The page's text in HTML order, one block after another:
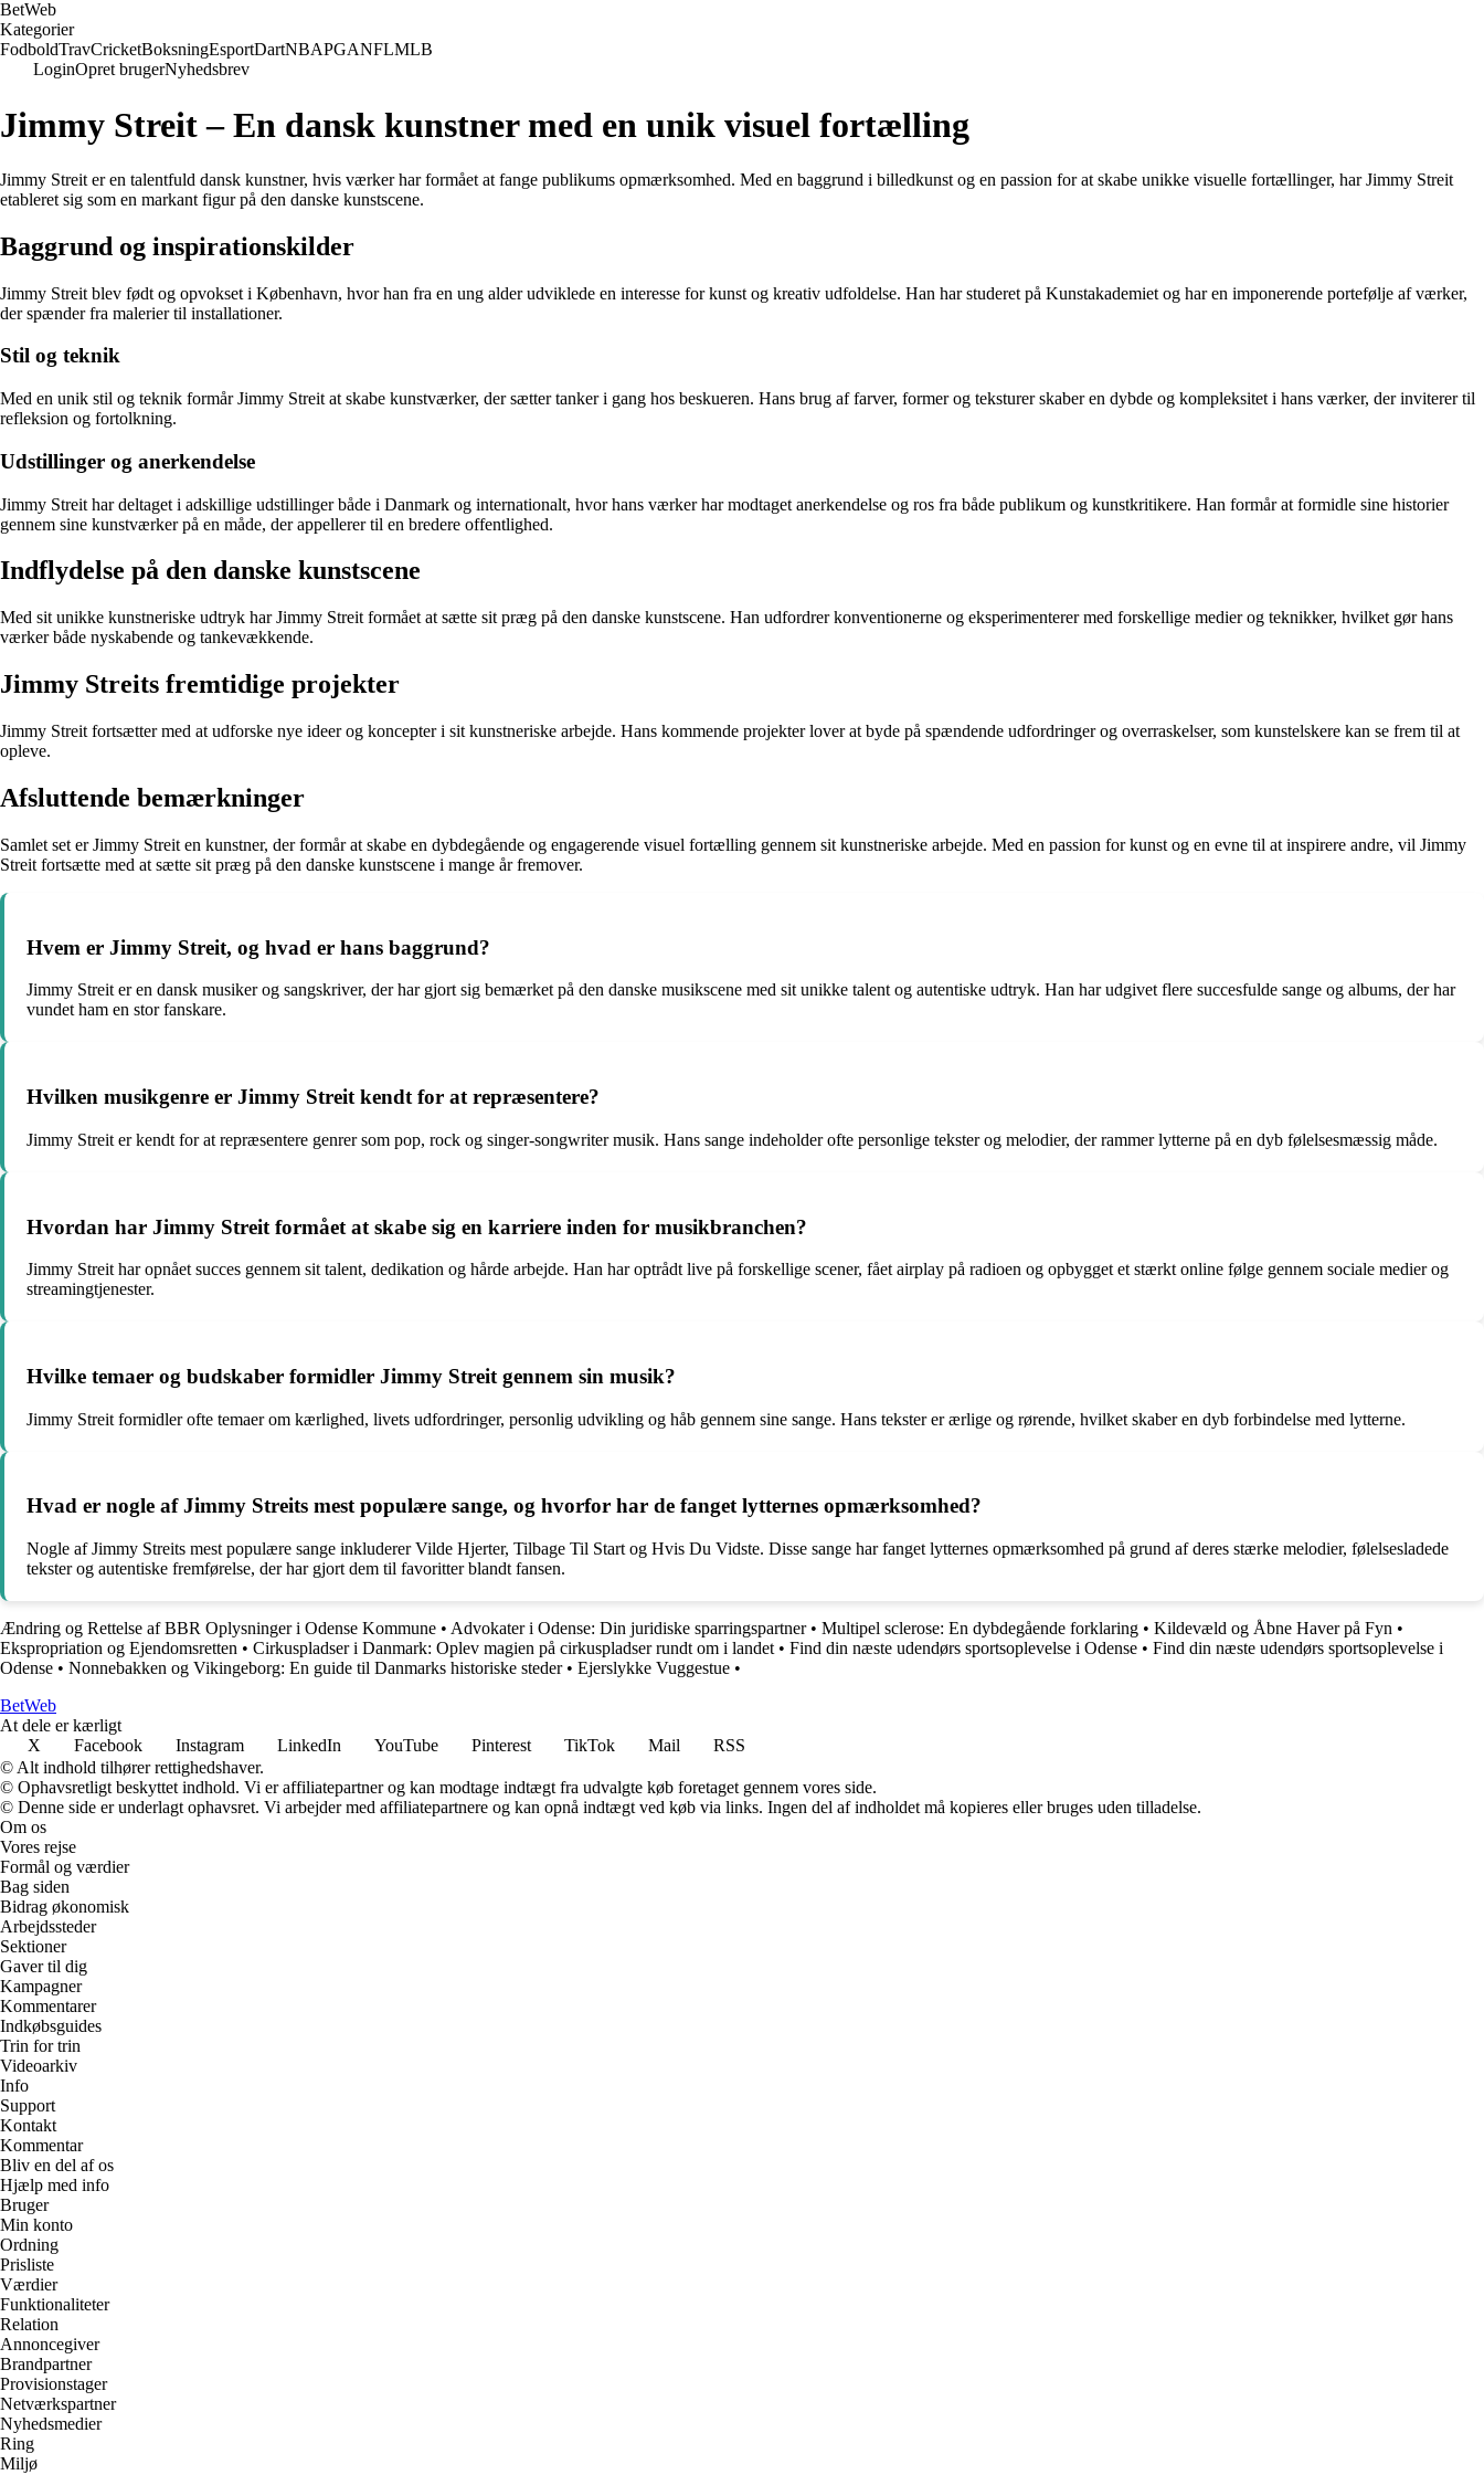
BetWeb
Kategorier
FodboldTravCricketBoksningEsportDartNBAPGANFLMLB
LoginOpret brugerNyhedsbrev
Jimmy Streit – En dansk kunstner med en unik visuel fortælling
Jimmy Streit er en talentfuld dansk kunstner, hvis værker har formået at fange publikums opmærksomhed. Med en baggrund i billedkunst og en passion for at skabe unikke visuelle fortællinger, har Jimmy Streit
etableret sig som en markant figur på den danske kunstscene.
Baggrund og inspirationskilder
Jimmy Streit blev født og opvokset i København, hvor han fra en ung alder udviklede en interesse for kunst og kreativ udfoldelse. Han har studeret på Kunstakademiet og har en imponerende portefølje af værker,
der spænder fra malerier til installationer.
Stil og teknik
Med en unik stil og teknik formår Jimmy Streit at skabe kunstværker, der sætter tanker i gang hos beskueren. Hans brug af farver, former og teksturer skaber en dybde og kompleksitet i hans værker, der inviterer til
refleksion og fortolkning.
Udstillinger og anerkendelse
Jimmy Streit har deltaget i adskillige udstillinger både i Danmark og internationalt, hvor hans værker har modtaget anerkendelse og ros fra både publikum og kunstkritikere. Han formår at formidle sine historier
gennem sine kunstværker på en måde, der appellerer til en bredere offentlighed.
Indflydelse på den danske kunstscene
Med sit unikke kunstneriske udtryk har Jimmy Streit formået at sætte sit præg på den danske kunstscene. Han udfordrer konventionerne og eksperimenterer med forskellige medier og teknikker, hvilket gør hans
værker både nyskabende og tankevækkende.
Jimmy Streits fremtidige projekter
Jimmy Streit fortsætter med at udforske nye ideer og koncepter i sit kunstneriske arbejde. Hans kommende projekter lover at byde på spændende udfordringer og overraskelser, som kunstelskere kan se frem til at
opleve.
Afsluttende bemærkninger
Samlet set er Jimmy Streit en kunstner, der formår at skabe en dybdegående og engagerende visuel fortælling gennem sit kunstneriske arbejde. Med en passion for kunst og en evne til at inspirere andre, vil Jimmy
Streit fortsætte med at sætte sit præg på den danske kunstscene i mange år fremover.
Hvem er Jimmy Streit, og hvad er hans baggrund?
Jimmy Streit er en dansk musiker og sangskriver, der har gjort sig bemærket på den danske musikscene med sit unikke talent og autentiske udtryk. Han har udgivet flere succesfulde sange og albums, der har
vundet ham en stor fanskare.
Hvilken musikgenre er Jimmy Streit kendt for at repræsentere?
Jimmy Streit er kendt for at repræsentere genrer som pop, rock og singer-songwriter musik. Hans sange indeholder ofte personlige tekster og melodier, der rammer lytterne på en dyb følelsesmæssig måde.
Hvordan har Jimmy Streit formået at skabe sig en karriere inden for musikbranchen?
Jimmy Streit har opnået succes gennem sit talent, dedikation og hårde arbejde. Han har optrådt live på forskellige scener, fået airplay på radioen og opbygget et stærkt online følge gennem sociale medier og
streamingtjenester.
Hvilke temaer og budskaber formidler Jimmy Streit gennem sin musik?
Jimmy Streit formidler ofte temaer om kærlighed, livets udfordringer, personlig udvikling og håb gennem sine sange. Hans tekster er ærlige og rørende, hvilket skaber en dyb forbindelse med lytterne.
Hvad er nogle af Jimmy Streits mest populære sange, og hvorfor har de fanget lytternes opmærksomhed?
Nogle af Jimmy Streits mest populære sange inkluderer Vilde Hjerter, Tilbage Til Start og Hvis Du Vidste. Disse sange har fanget lytternes opmærksomhed på grund af deres stærke melodier, følelsesladede
tekster og autentiske fremførelse, der har gjort dem til favoritter blandt fansen.
Ændring og Rettelse af BBR Oplysninger i Odense Kommune • Advokater i Odense: Din juridiske sparringspartner• Multipel sclerose: En dybdegående forklaring • Kildevæld og Åbne Haver på Fyn •
Ekspropriation og Ejendomsretten • Cirkuspladser i Danmark: Oplev magien på cirkuspladser rundt om i landet • Find din næste udendørs sportsoplevelse i Odense • Find din næste udendørs sportsoplevelse i
Odense • Nonnebakken og Vikingeborg: En guide til Danmarks historiske steder• Ejerslykke Vuggestue •
BetWeb
At dele er kærligt
X
Facebook Instagram LinkedIn YouTube Pinterest TikTok Mail
RSS
© Alt indhold tilhører rettighedshaver.
© Ophavsretligt beskyttet indhold. Vi er affiliatepartner og kan modtage indtægt fra udvalgte køb foretaget gennem vores side.
© Denne side er underlagt ophavsret. Vi arbejder med affiliatepartnere og kan opnå indtægt ved køb via links. Ingen del af indholdet må kopieres eller bruges uden tilladelse.
Om os
Vores rejse
Formål og værdier
Bag siden
Bidrag økonomisk
Arbejdssteder
Sektioner
Gaver til dig
Kampagner
Kommentarer
Indkøbsguides
Trin for trin
Videoarkiv
Info
Support
Kontakt
Kommentar
Bliv en del af os
Hjælp med info
Bruger
Min konto
Ordning
Prisliste
Værdier
Funktionaliteter
Relation
Annoncegiver
Brandpartner
Provisionstager
Netværkspartner
Nyhedsmedier
Ring
Miljø